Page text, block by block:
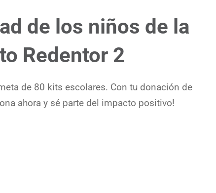
de los niños de la
Redentor 2
de 80 kits escolares. Con tu donación de
ahora y sé parte del impacto positivo!